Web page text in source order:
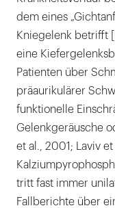
dem eines
Kniegelenk betrifft
eine
Patienten über
präaurikulärer
funktionelle
Gelenkgeräusche
et al., 2001; Laviv
tritt fast immer
Fallberichte über